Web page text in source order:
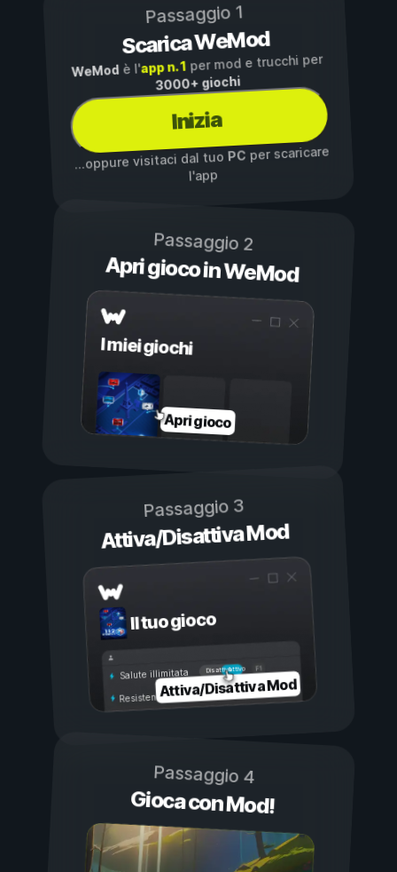
Passaggio 1
Scarica WeMod
WeMod è l'app n. 1per mod e trucchi per
3000+ giochi
Inizia
...oppure visitaci dal tuoPC per scaricare
l'app
Passaggio 2
Apri gioco in WeMod
I miei giochi
Apri gioco
Passaggio 3
Attiva/Disattiva Mod
Il tuo gioco
Attivo
Disattivo
Salute illimitata
Resistenza illimitata
Attiva/Disattiva Mod
Passaggio 4
Gioca con Mod!